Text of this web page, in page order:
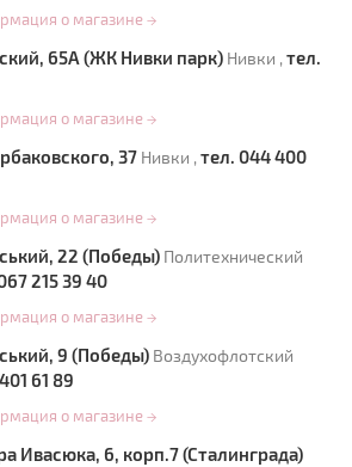
о магазине →
65А (ЖК Нивки парк) Нивки , тел.
о магазине →
37 Нивки , тел. 044 400
о магазине →
22 (Победы) Политехнический
215 39 40
о магазине →
9 (Победы) Воздухофлотский
61 89
о магазине →
Ивасюка, 6, корп.7 (Сталинграда)